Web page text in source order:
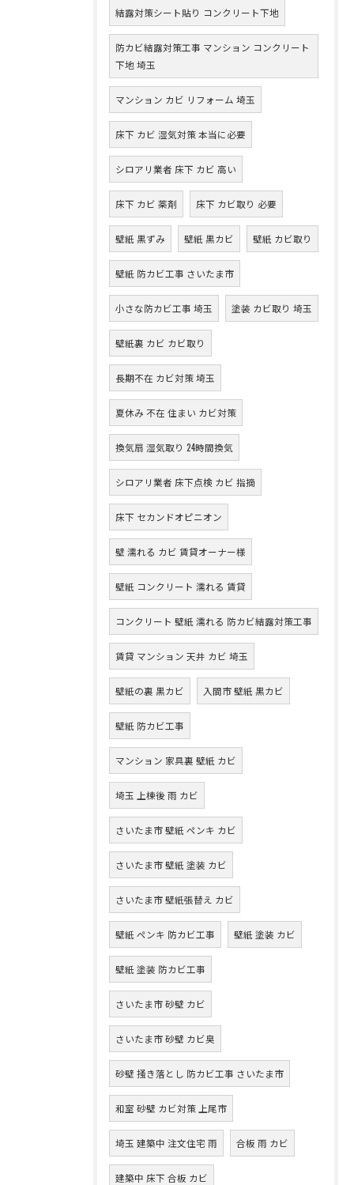
結露対策シート貼り コンクリート下地
防カビ結露対策工事 マンション コンクリート
下地 埼玉
マンション カビ リフォーム 埼玉
床下 カビ 湿気対策 本当に必要
シロアリ業者 床下 カビ 高い
床下 カビ 薬剤 床下 カビ取り 必要
壁紙 黒ずみ 壁紙 黒カビ 壁紙 カビ取り
壁紙 防カビ工事 さいたま市
小さな防カビ工事 埼玉 塗装 カビ取り 埼玉
壁紙裏 カビ カビ取り
長期不在 カビ対策 埼玉
夏休み 不在 住まい カビ対策
換気扇 湿気取り 24時間換気
シロアリ業者 床下点検 カビ 指摘
床下 セカンドオピニオン
壁 濡れる カビ 賃貸オーナー様
壁紙 コンクリート 濡れる 賃貸
コンクリート 壁紙 濡れる 防カビ結露対策工事
賃貸 マンション 天井 カビ 埼玉
壁紙の裏 黒カビ 入間市 壁紙 黒カビ
壁紙 防カビ工事
マンション 家具裏 壁紙 カビ
埼玉 上棟後 雨 カビ
さいたま市 壁紙 ペンキ カビ
さいたま市 壁紙 塗装 カビ
さいたま市 壁紙張替え カビ
壁紙 ペンキ 防カビ工事 壁紙 塗装 カビ
壁紙 塗装 防カビ工事
さいたま市 砂壁 カビ
さいたま市 砂壁 カビ臭
砂壁 掻き落とし 防カビ工事 さいたま市
和室 砂壁 カビ対策 上尾市
埼玉 建築中 注文住宅 雨 合板 雨 カビ
建築中 床下 合板 カビ